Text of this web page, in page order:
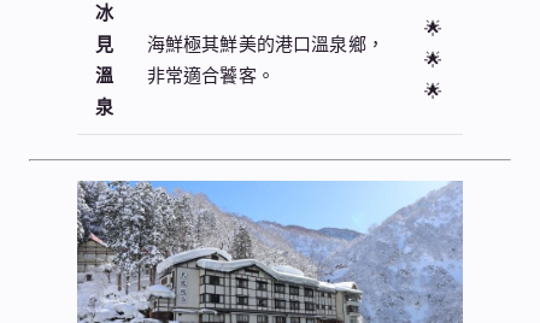
冰
見
溫
泉
海鮮極其鮮美的港口溫泉鄉，
非常適合饕客。
🌟
🌟
🌟